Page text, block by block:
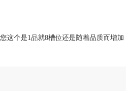
您这个是1品就8槽位还是随着品质而增加